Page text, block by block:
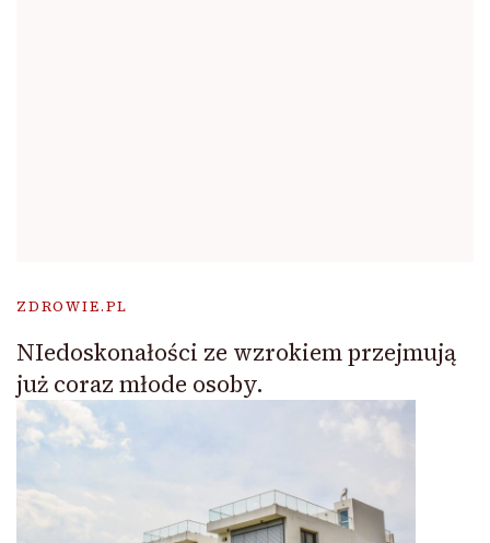
ZDROWIE.PL
NIedoskonałości ze wzrokiem przejmują
już coraz młode osoby.